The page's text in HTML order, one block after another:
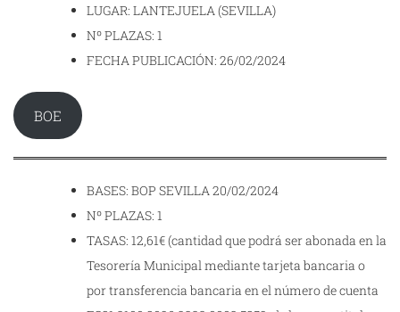
LUGAR: LANTEJUELA (SEVILLA)
Nº PLAZAS: 1
FECHA PUBLICACIÓN: 26/02/2024
BOE
BASES: BOP SEVILLA 20/02/2024
Nº PLAZAS: 1
TASAS: 12,61€ (cantidad que podrá ser abonada en la
Tesorería Municipal mediante tarjeta bancaria o
por transferencia bancaria en el número de cuenta